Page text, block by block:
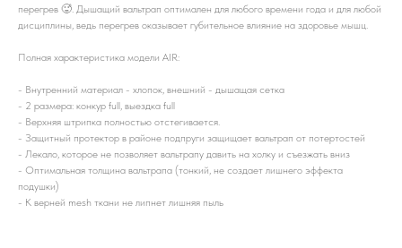
перегрев 🥵. Дышащий вальтрап оптимален для любого времени года и для любой
дисциплины, ведь перегрев оказывает губительное влияние на здоровье мышц.
Полная характеристика модели AIR:
- Внутренний материал - хлопок, внешний - дышащая сетка
- 2 размера: конкур full, выездка full
- Верхняя штрипка полностью отстегивается.
- Защитный протектор в районе подпруги защищает вальтрап от потертостей
- Лекало, которое не позволяет вальтрапу давить на холку и съезжать вниз
- Оптимальная толщина вальтрапа (тонкий, не создает лишнего эффекта
подушки)
- К верней mesh ткани не липнет лишняя пыль